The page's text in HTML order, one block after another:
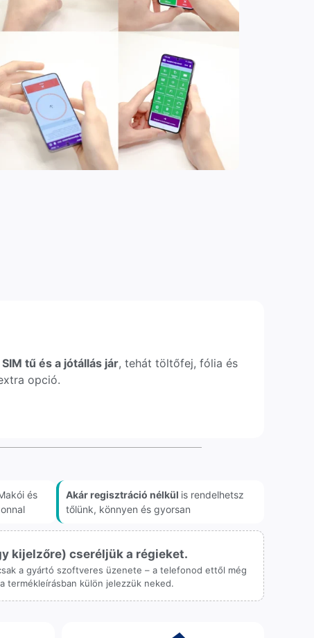
tű és a jótállás jár, tehát töltőfej, fólia és
opció.
és
Akár regisztráció nélkül is rendelhetsz
tőlünk, könnyen és gyorsan
kijelzőre) cseréljük a régieket.
a gyártó szoftveres üzenete – a telefonod ettől még
termékleírásban külön jelezzük neked.